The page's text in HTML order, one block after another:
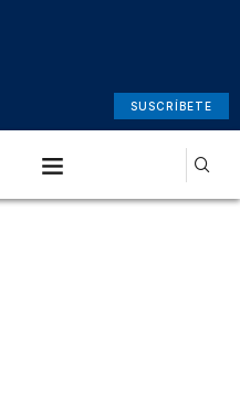
SUSCRÍBETE